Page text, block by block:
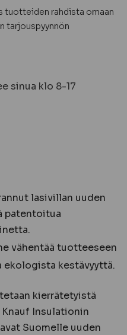
tuotteiden rahdista omaan
tarjouspyynnön
sinua klo 8-17
lasivillan uuden
patentoitua
vähentää tuotteeseen
ekologista kestävyyttä.
kierrätetyistä
Insulationin
Suomelle uuden